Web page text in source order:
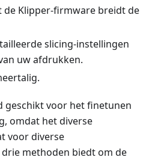
de Klipper-firmware breidt de
slicing-instellingen
uw afdrukken.
geschikt voor het finetunen
omdat het diverse
voor diverse
methoden biedt om de